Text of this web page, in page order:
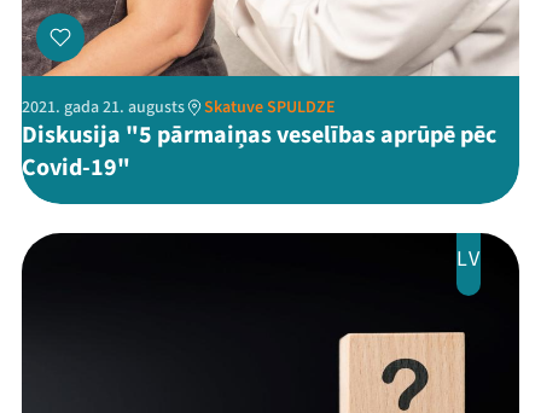
ThreadsFacebookYoutube
X Instagram
Flick TikTok
2021. gada 21. augusts Skatuve SPULDZE
Diskusija "5 pārmaiņas veselības aprūpē pēc
Covid-19"
LV